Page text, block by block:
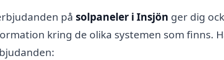
på solpaneler i Insjön ger dig
kring de olika systemen som finns.